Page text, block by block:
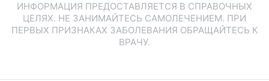
ИНФОРМАЦИЯ ПРЕДОСТАВЛЯЕТСЯ В СПРАВОЧНЫХ
ЦЕЛЯХ. НЕ ЗАНИМАЙТЕСЬ САМОЛЕЧЕНИЕМ. ПРИ
ПЕРВЫХ ПРИЗНАКАХ ЗАБОЛЕВАНИЯ ОБРАЩАЙТЕСЬ К
ВРАЧУ.